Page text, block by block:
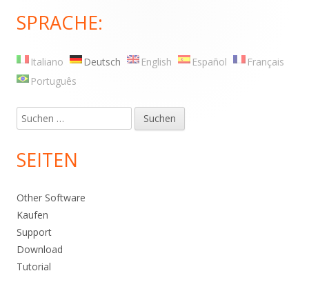
Haupt-
Seitenleiste
SPRACHE:
Italiano Deutsch English Español
Français
Português
Suche
nach:
SEITEN
Other Software
Kaufen
Support
Download
Tutorial